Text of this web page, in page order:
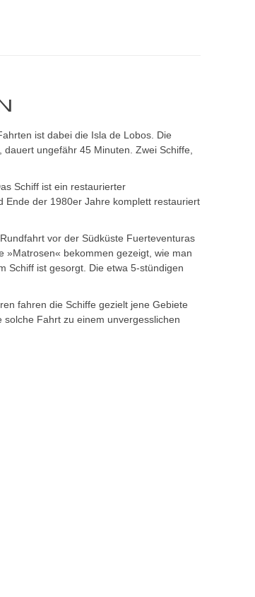
ist dabei die Isla de Lobos. Die
ungefähr 45 Minuten. Zwei Schiffe,
Schiff ist ein restaurierter
Ende der 1980er Jahre komplett restauriert
vor der Südküste Fuerteventuras
»Matrosen« bekommen gezeigt, wie man
Schiff ist gesorgt. Die etwa 5-stündigen
fahren die Schiffe gezielt jene Gebiete
Fahrt zu einem unvergesslichen